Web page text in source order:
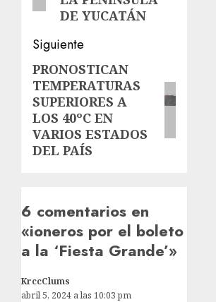
DE YUCATÁN
Siguiente
Siguiente
entrada:
PRONOSTICAN
TEMPERATURAS
SUPERIORES A
LOS 40ºC EN
VARIOS ESTADOS
DEL PAÍS
6 comentarios en
«ioneros por el boleto
a la ‘Fiesta Grande’»
KrccClums
abril 5, 2024 a las 10:03 pm